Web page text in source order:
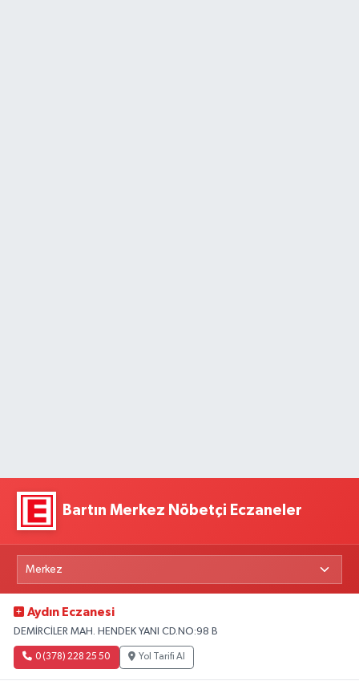
Bartın Merkez Nöbetçi Eczaneler
Aydın Eczanesi
DEMİRCİLER MAH. HENDEK YANI CD.NO:98 B
0 (378) 228 25 50 Yol Tarifi Al